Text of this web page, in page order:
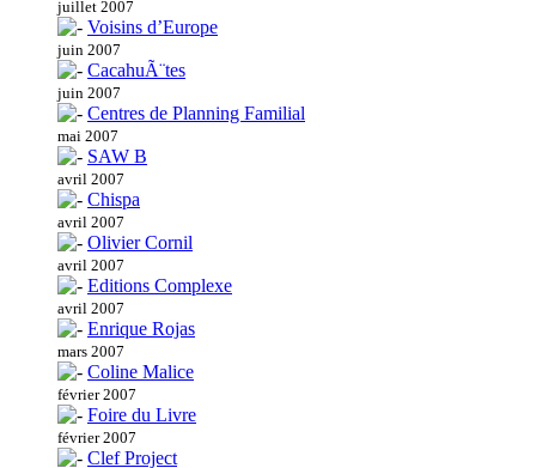
juillet 2007
Voisins d’Europe
juin 2007
CacahuÃ¨tes
juin 2007
Centres de Planning Familial
mai 2007
SAW B
avril 2007
Chispa
avril 2007
Olivier Cornil
avril 2007
Editions Complexe
avril 2007
Enrique Rojas
mars 2007
Coline Malice
février 2007
Foire du Livre
février 2007
Clef Project